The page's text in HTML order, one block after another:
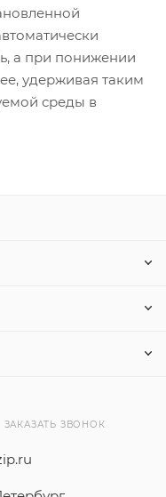
а при понижении
удерживая таким
среды в
ЗАКАЗАТЬ ЗВОНОК